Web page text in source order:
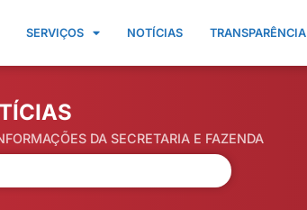
SERVIÇOS NOTÍCIAS TRANSPARÊNCIA
DA SECRETARIA E FAZENDA